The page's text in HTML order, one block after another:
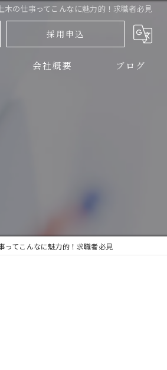
木の仕事ってこんなに魅力的！求職者必見
採用申込
会社概要 ブログ
ってこんなに魅力的！求職者必見